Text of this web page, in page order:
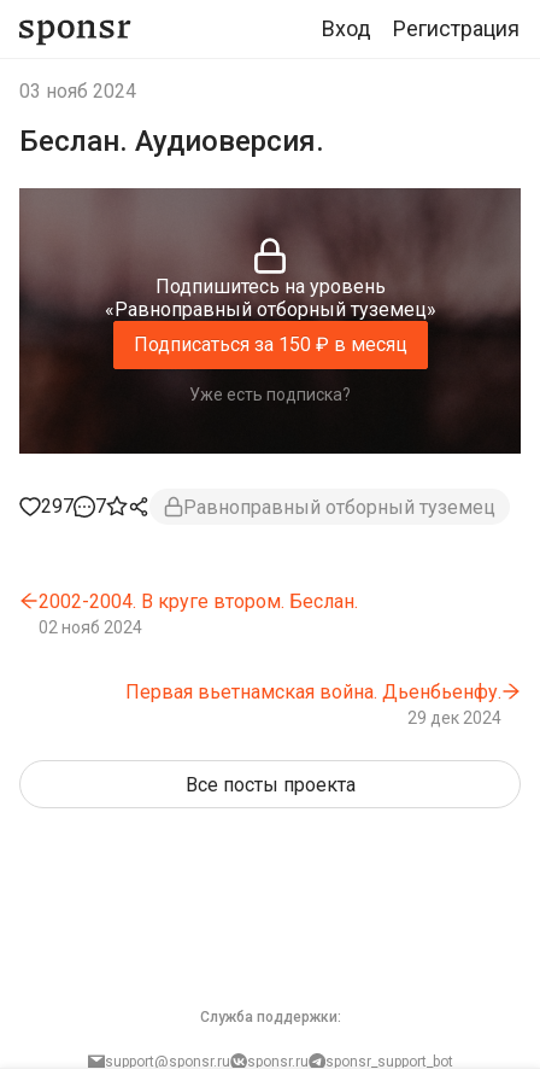
Вход Регистрация
03 нояб 2024
Беслан. Аудиоверсия.
Подпишитесь на уровень
«Равноправный отборный туземец»
Подписаться за 150 ₽ в месяц
Уже есть подписка?
297 7 Равноправный отборный туземец
2002-2004. В круге втором. Беслан.
02 нояб 2024
Первая вьетнамская война. Дьенбьенфу.
29 дек 2024
Все посты проекта
Служба поддержки:
support@sponsr.ru sponsr.ru sponsr_support_bot